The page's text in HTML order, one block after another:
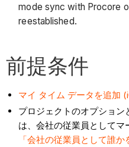
mode sync with Procore
reestablished.
前提条件
マイ タイム データを追加
プロジェクトのオプショ
は、会社の従業員としてマ
「会社の従業員として誰